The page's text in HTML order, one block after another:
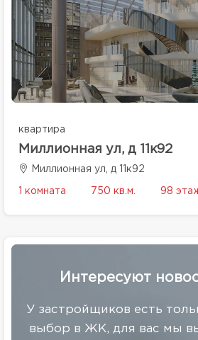
квартира
Миллионная ул, д 11к92
Миллионная ул, д 11к92
1 комната 750 кв.м. 98
Интересуют
У застройщиков есть
выбор в ЖК, для вас мы